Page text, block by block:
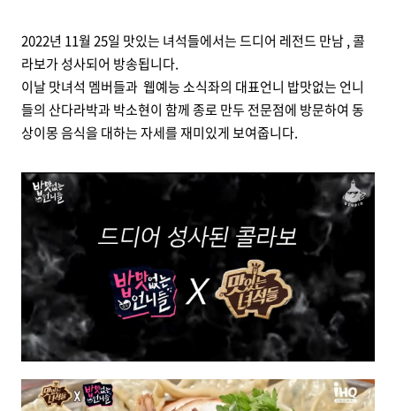
2022년 11월 25일 맛있는 녀석들에서는 드디어 레전드 만남 , 콜
라보가 성사되어 방송됩니다.
이날 맛녀석 멤버들과 웹예능 소식좌의 대표언니 밥맛없는 언니
들의 산다라박과 박소현이 함께 종로 만두 전문점에 방문하여 동
상이몽 음식을 대하는 자세를 재미있게 보여줍니다.